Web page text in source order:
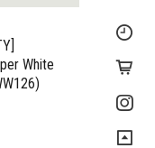
White